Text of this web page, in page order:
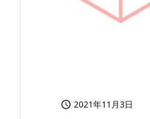
 2021年11月3日